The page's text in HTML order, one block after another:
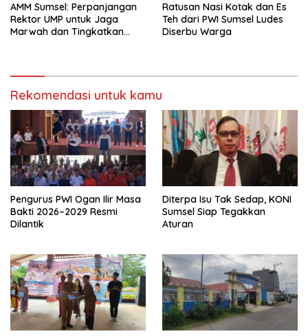
AMM Sumsel: Perpanjangan
Rektor UMP untuk Jaga
Marwah dan Tingkatkan
Ratusan Nasi Kotak dan Es
Teh dari PWI Sumsel Ludes
Diserbu Warga
Rekomendasi untuk kamu
Pengurus PWI Ogan Ilir Masa
Bakti 2026–2029 Resmi
Dilantik
Diterpa Isu Tak Sedap, KONI
Sumsel Siap Tegakkan
Aturan